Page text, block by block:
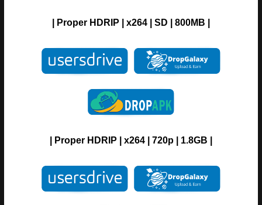
Proper H DRIP | x264 | SD | 800MB |
Proper H DRIP | x264 | 720p | 1.8GB |